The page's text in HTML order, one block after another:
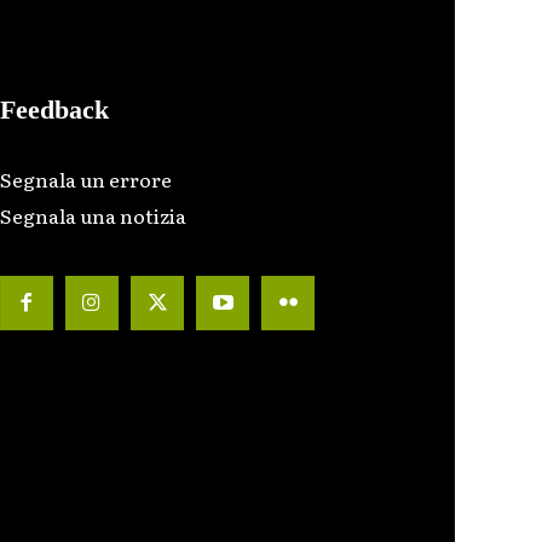
Feedback
Segnala un errore
Segnala una notizia